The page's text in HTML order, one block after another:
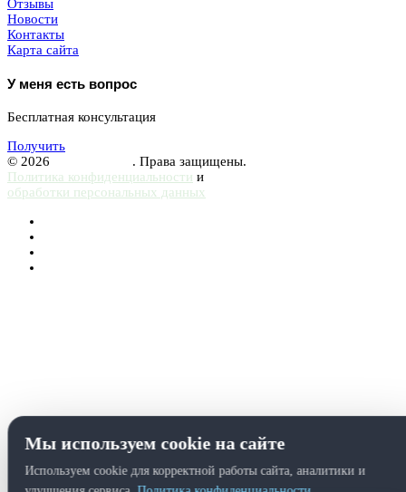
Отзывы
Новости
Контакты
Карта сайта
У меня есть вопрос
Бесплатная консультация
Получить
© 2026
. Права защищены.
Политика конфиденциальности и
обработки персональных данных
Мы используем cookie на сайте
Используем cookie для корректной работы сайта, аналитики и